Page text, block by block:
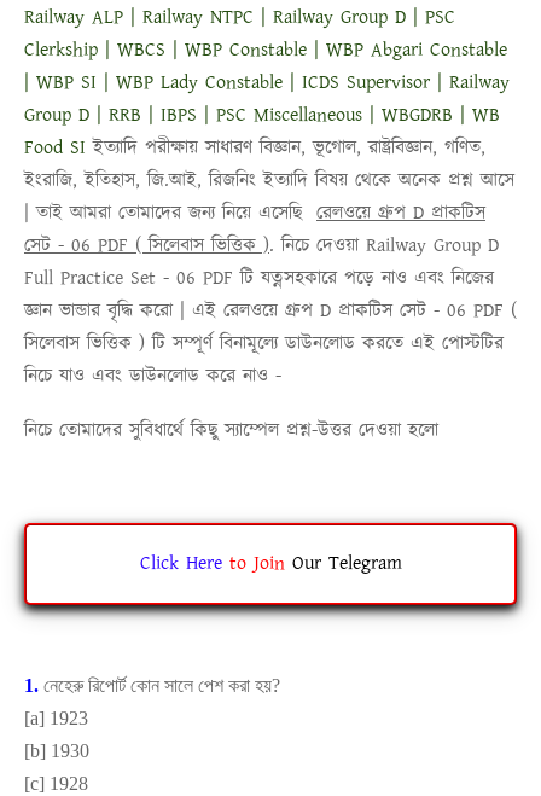
Railway ALP | Railway NTPC | Railway Group D | PSC
Clerkship | WBCS | WBP Constable | WBP Abgari Constable
| WBP SI | WBP Lady Constable | ICDS Supervisor | Railway
Group D | RRB | IBPS | PSC Miscellaneous | WBGDRB | WB
Food SI ইত্যাদি পরীক্ষায় সাধারণ বিজ্ঞান, ভূগোল, রাষ্ট্রবিজ্ঞান, গণিত,
ইংরাজি, ইতিহাস, জি.আই, রিজনিং ইত্যাদি বিষয় থেকে অনেক প্রশ্ন আসে
| তাই আমরা তোমাদের জন্য নিয়ে এসেছি রেলওয়ে গ্রুপ D প্রাকটিস
সেট - 06 PDF ( সিলেবাস ভিত্তিক ). নিচে দেওয়া Railway Group D
Full Practice Set - 06 PDF টি যত্নসহকারে পড়ে নাও এবং নিজের
জ্ঞান ভান্ডার বৃদ্ধি করো | এই রেলওয়ে গ্রুপ D প্রাকটিস সেট - 06 PDF (
সিলেবাস ভিত্তিক ) টি সম্পূর্ণ বিনামূল্যে ডাউনলোড করতে এই পোস্টটির
নিচে যাও এবং ডাউনলোড করে নাও -
নিচে তোমাদের সুবিধার্থে কিছু স্যাম্পেল প্রশ্ন-উত্তর দেওয়া হলো
Click Here toJoin Our Telegram
1. নেহেরু রিপোর্ট কোন সালে পেশ করা হয়?
[a] 1923
[b] 1930
[c] 1928